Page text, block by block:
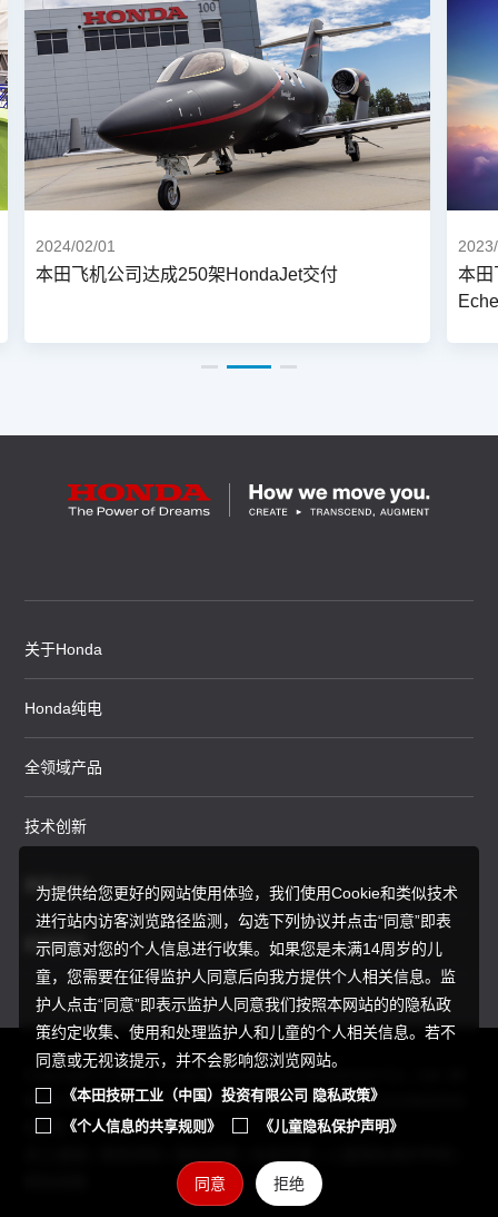
2024/02/01
本田飞机公司达成250架HondaJet交付
2023/
本田
为提供给您更好的网站使用体验，我们使用Cookie和类似技术
进行站内访客浏览路径监测，勾选下列协议并点击“同意”即表
示同意对您的个人信息进行收集。如果您是未满14周岁的儿
童，您需要在征得监护人同意后向我方提供个人相关信息。监
护人点击“同意”即表示监护人同意我们按照本网站的的隐私政
策约定收集、使用和处理监护人和儿童的个人相关信息。若不
同意或无视该提示，并不会影响您浏览网站。
《本田技研工业（中国）投资有限公司 隐私政策》
《个人信息的共享规则》
《儿童隐私保护声明》
同意 拒绝
关于Honda
Honda纯电
全领域产品
技术创新
赛事运动
新闻资讯
Copyright © 2025 Honda Motor(China) Investment Co., Ltd. All
Right Reserved.京ICP备05023886号 京公网安备11010502034